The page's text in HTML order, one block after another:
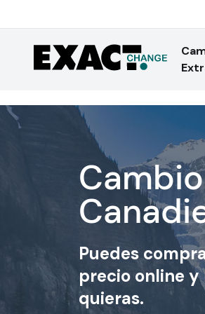
Puedes
precio online
quieras.